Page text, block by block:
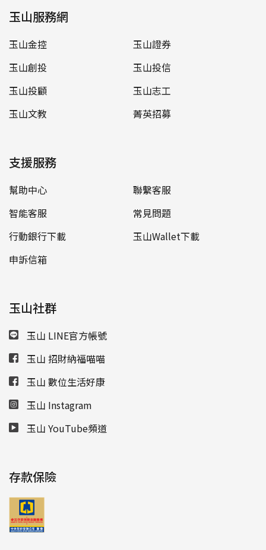
玉山服務網
玉山金控
玉山證券
玉山創投
玉山投信
玉山投顧
玉山志工
玉山文教
菁英招募
支援服務
幫助中心
聯繫客服
智能客服
常見問題
行動銀行下載
玉山Wallet下載
申訴信箱
玉山社群
玉山 LINE官方帳號
玉山 招財納福喵喵
玉山 數位生活好康
玉山 Instagram
玉山 YouTube頻道
存款保險